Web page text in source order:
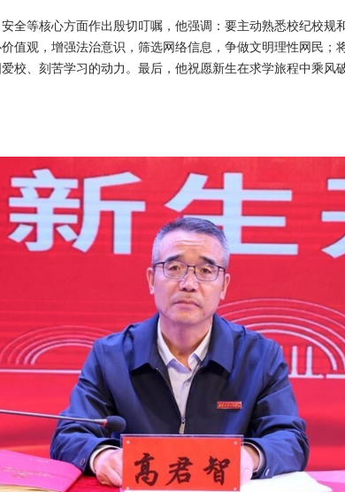
全等核心方面作出殷切叮嘱，他强调：要主动熟悉校纪校规
值观，增强法治意识，筛选网络信息，争做文明理性网民；
校、刻苦学习的动力。最后，他祝愿新生在求学旅程中乘风